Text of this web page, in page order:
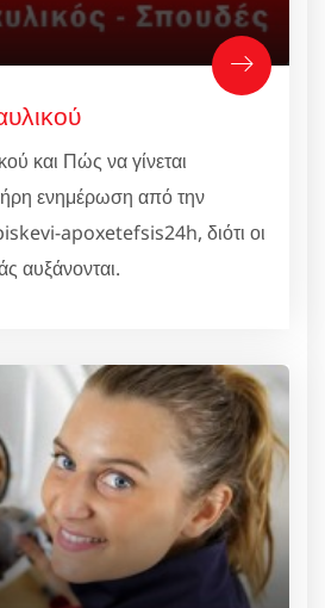
και Πώς να γίνεται
ενημέρωση από την
apoxetefsis24h, διότι οι
αυξάνονται.